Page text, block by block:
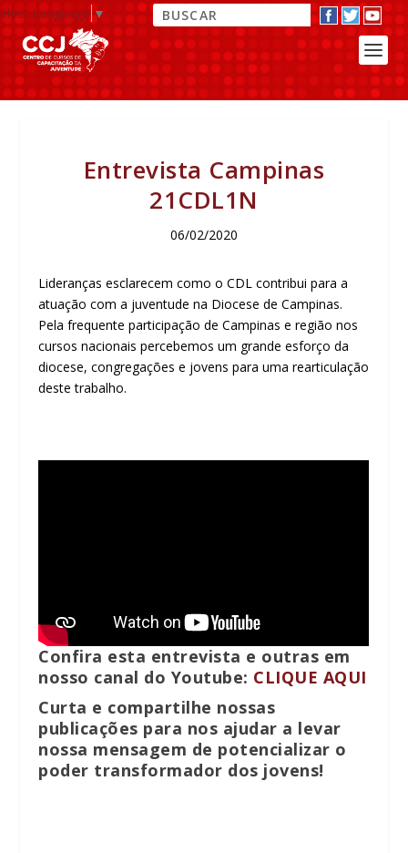
Language▼
Entrevista Campinas
21CDL1N
06/02/2020
Lideranças esclarecem como o CDL contribui para a
atuação com a juventude na Diocese de Campinas.
Pela frequente participação de Campinas e região nos
cursos nacionais percebemos um grande esforço da
diocese, congregações e jovens para uma rearticulação
deste trabalho.
Confira esta entrevista e outras em
nosso canal do Youtube: CLIQUE AQUI
Curta e compartilhe nossas
publicações para nos ajudar a levar
nossa mensagem de potencializar o
poder transformador dos jovens!